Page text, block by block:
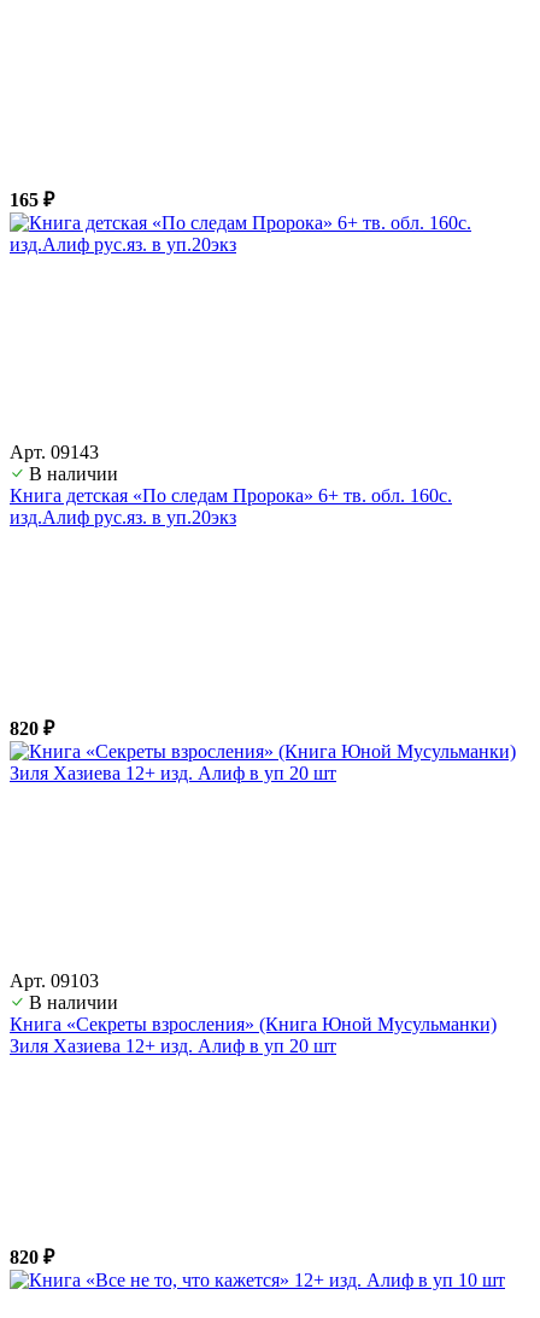
165 ₽
Арт. 09143
В наличии
Книга детская «По следам Пророка» 6+ тв. обл. 160с.
изд.Алиф рус.яз. в уп.20экз
820 ₽
Арт. 09103
В наличии
Книга «Секреты взросления» (Книга Юной Мусульманки)
Зиля Хазиева 12+ изд. Алиф в уп 20 шт
820 ₽